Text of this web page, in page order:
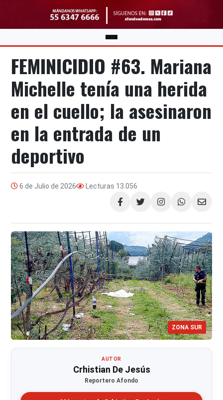
FEMINICIDIO #63. Mariana
Michelle tenía una herida
en el cuello; la asesinaron
en la entrada de un
deportivo
6 de Julio de 2026 Lecturas 13.056
Compartir
ZONA SUR
AUTOR
Crhistian De Jesús
Reportero Afondo